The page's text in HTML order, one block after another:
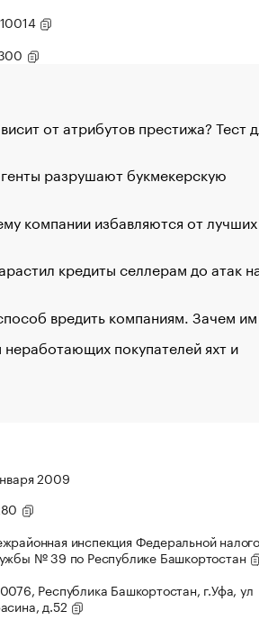
от атрибутов престижа? Тест
разрушают букмекерскую
компании избавляются от лучших
кредиты селлерам до атак
вредить компаниям. Зачем
покупателей яхт и
2009
инспекция Федеральной
№ 39 по Республике Башкортостан
Республика Башкортостан, г.Уфа, ул
д.52